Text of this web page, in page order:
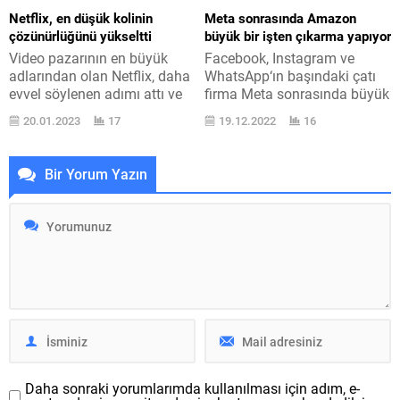
adım atan Facebook,
platformda belirli şahıslar
için NFT yarıyılını
başlatmıştı....
Türkiye ’de otomobil maliyet
listesini detaylı olarak
paylaşan en büyük adlardan
birisi Seat. Şirketin Türkiye...
Netflix, en düşük kolinin
çözünürlüğünü yükseltti
Video pazarının en büyük
adlarından olan Netflix, daha
evvel söylenen adımı attı ve
en düşük kolinin
çözünürlüğünü yükseltti.
satılan temel kutu ile şimdiye
kadar 480P çözünürlük
sunuyordu. İşte bu vaziyet
sonunda değişti. Kasım ayı
itibarıyla bu kutuda HD
20.01.2023 17
Meta sonrasında Amazon
büyük bir işten çıkarma yapıyor
Facebook, Instagram ve
WhatsApp‘ın başındaki çatı
firma Meta sonrasında büyük
bir işten çıkarmayı Amazon
yapıyor. Kaçıranlar için
19.12.2022 16
Bir Yorum Yazın
Daha sonraki yorumlarımda kullanılması için adım, e-